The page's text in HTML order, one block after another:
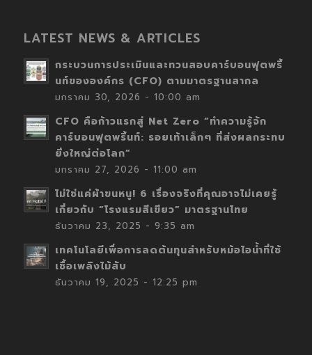
LATEST NEWS & ARTICLES
กระบวนการประเมินและทวนสอบคาร์บอนฟุตพริ้
นท์ขององค์กร (CFO) ตามมาตรฐานสากล
มกราคม 30, 2026 - 10:00 am
CFO คือก้าวแรกสู่ Net Zero “ทำความรู้จัก
คาร์บอนฟุตพริ้นท์: รอยเท้าเล็กๆ ที่ส่งผลกระทบ
ยิ่งใหญ่ต่อโลก”
มกราคม 27, 2026 - 11:00 am
ไม่ใช่แค่ผ้าขนหนู! 6 เรื่องจริงที่คุณอาจไม่เคยรู้
เกี่ยวกับ “โรงแรมสีเขียว” มาตรฐานไทย
ธันวาคม 23, 2025 - 9:35 am
เทคโนโลยีเพื่อการลดต้นทุนสำหรับหม้อไอน้ำที่ใช้
เชื้อเพลิงไม้สับ
ธันวาคม 19, 2025 - 12:25 pm